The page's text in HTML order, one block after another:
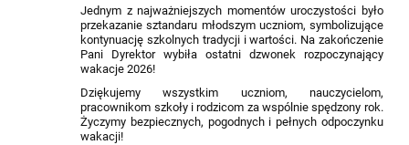
Jednym z najważniejszych momentów uroczystości było
przekazanie sztandaru młodszym uczniom, symbolizujące
kontynuację szkolnych tradycji i wartości. Na zakończenie
Pani Dyrektor wybiła ostatni dzwonek rozpoczynający
wakacje 2026!
Dziękujemy wszystkim uczniom, nauczycielom,
pracownikom szkoły i rodzicom za wspólnie spędzony rok.
Życzymy bezpiecznych, pogodnych i pełnych odpoczynku
wakacji!